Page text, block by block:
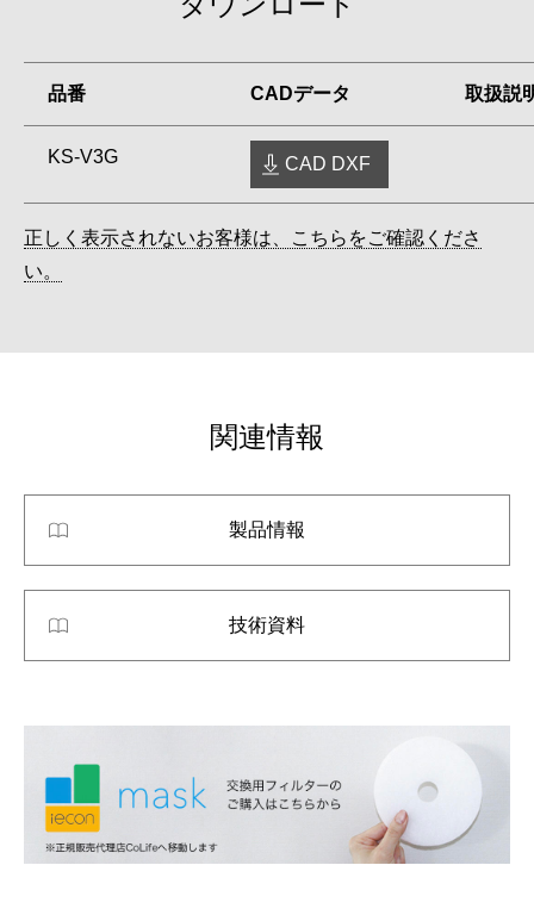
品番 CADデータ 取扱説
KS-V3G CAD DXF
正しく表示されないお客様は、こちらをご確認くださ
い。
関連情報
製品情報
技術資料